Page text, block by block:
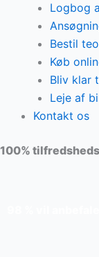
Logbog
Bestil
Køb
Bliv klar
Leje af
Kontakt os
100%